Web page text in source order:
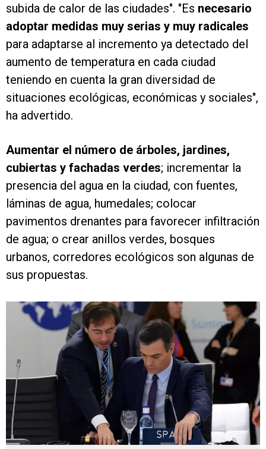
subida de calor de las ciudades". "Es necesario
adoptar medidas muy serias y muy radicales
para adaptarse al incremento ya detectado del
aumento de temperatura en cada ciudad
teniendo en cuenta la gran diversidad de
situaciones ecológicas, económicas y sociales",
ha advertido.
Aumentar el número de árboles, jardines,
cubiertas y fachadas verdes; incrementar la
presencia del agua en la ciudad, con fuentes,
láminas de agua, humedales; colocar
pavimentos drenantes para favorecer infiltración
de agua; o crear anillos verdes, bosques
urbanos, corredores ecológicos son algunas de
sus propuestas.